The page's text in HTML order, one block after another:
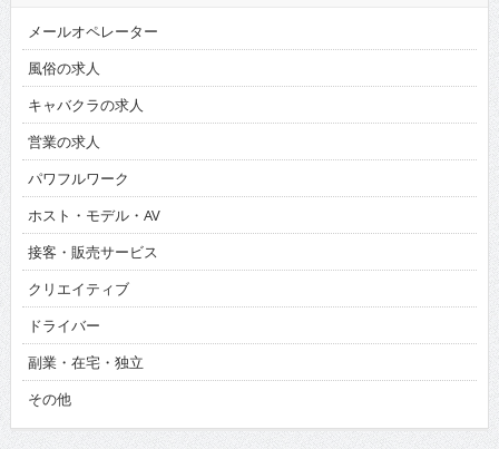
メールオペレーター
風俗の求人
キャバクラの求人
営業の求人
パワフルワーク
ホスト・モデル・AV
接客・販売サービス
クリエイティブ
ドライバー
副業・在宅・独立
その他